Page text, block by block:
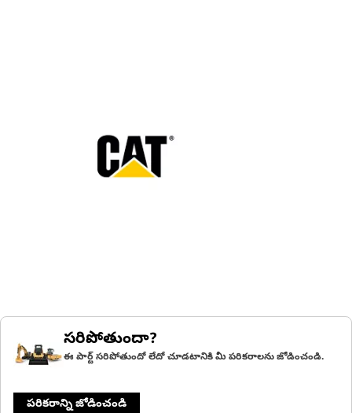
సరిపోతుందా?
ఈ పార్ట్ సరిపోతుందో లేదో చూడటానికి మీ పరికరాలను జోడించండి.
పరికరాన్ని జోడించండి